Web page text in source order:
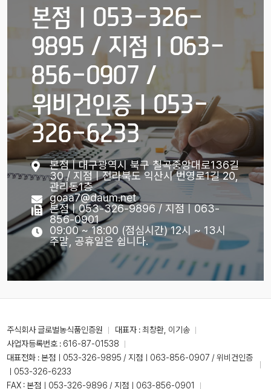
본점ㅣ053-326-
9895 / 지점ㅣ063-
856-0907 /
위비건인증ㅣ053-
326-6233
본점ㅣ대구광역시 북구 칠곡중앙대로136길
30 / 지점ㅣ전라북도 익산시 번영로1길 20,
관리동1층
goaa7@daum.net
본점ㅣ053-326-9896 / 지점ㅣ063-
856-0901
09:00 ~ 18:00 (점심시간) 12시 ~ 13시
주말, 공휴일은 쉽니다.
주식회사 글로벌농식품인증원
대표자 : 최창환, 이기송
사업자등록번호 : 616-87-01538
대표전화 : 본점ㅣ053-326-9895 / 지점ㅣ063-856-0907 / 위비건인증
ㅣ053-326-6233
FAX : 본점ㅣ053-326-9896 / 지점ㅣ063-856-0901